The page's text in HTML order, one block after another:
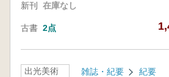
新刊 在庫なし
古書 2点
出光美術
雑誌・紀要 紀要